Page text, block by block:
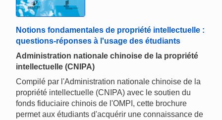
Notions fondamentales de propriété intellectuelle :
questions-réponses à l'usage des étudiants
Administration nationale chinoise de la propriété
intellectuelle (CNIPA)
Compilé par l'Administration nationale chinoise de la
propriété intellectuelle (CNIPA) avec le soutien du
fonds fiduciaire chinois de l'OMPI, cette brochure
permet aux étudiants d'acquérir une connaissance de